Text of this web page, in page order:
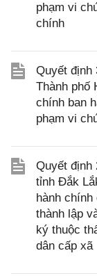
phạm vi
chính
Quyết định
Thành phố
chính ban
phạm vi
Quyết định
tỉnh Đắk
hành
thành lập
ký thuộc
dân cấp xã